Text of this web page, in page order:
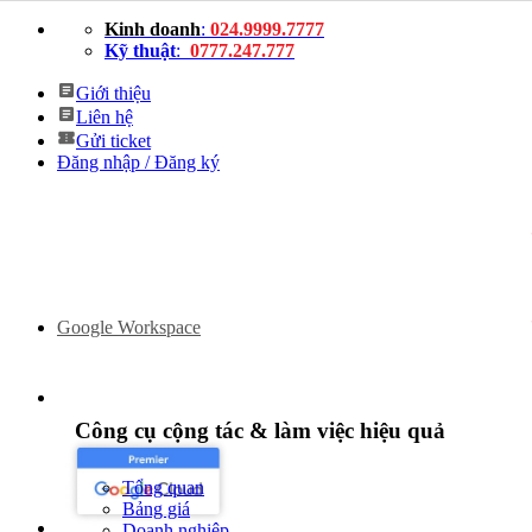
dung
Kinh doanh: 024.9999.7777
Kỹ thuật: 0777.247.777
Giới thiệu
Liên hệ
Gửi ticket
Đăng nhập / Đăng ký
Google Workspace
Công cụ cộng tác & làm việc hiệu quả
Tổng quan
Bảng giá